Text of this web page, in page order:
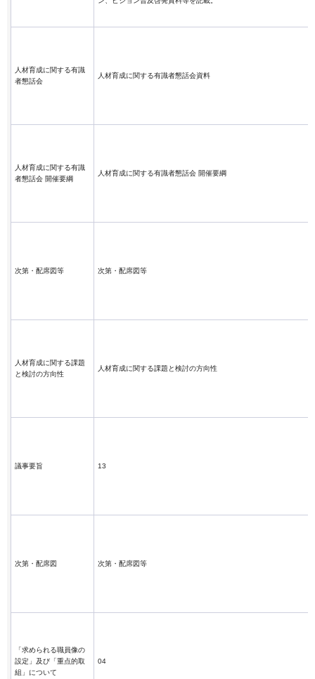
人材育成に関する有識
者懇話会
人材育成に関する有識者懇話会資料
人材育成に関する有識
者懇話会 開催要綱
人材育成に関する有識者懇話会 開催要綱
次第・配席図等 次第・配席図等
人材育成に関する課題
と検討の方向性
人材育成に関する課題と検討の方向性
議事要旨 13
次第・配席図 次第・配席図等
「求められる職員像の
設定」及び「重点的取
組」について
04